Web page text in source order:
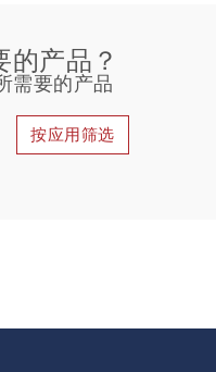
的产品？
需要的产品
按应用筛选